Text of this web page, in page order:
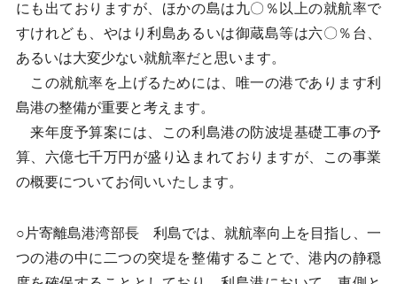
にも出ておりますが、ほかの島は九〇％以上の就航率で
すけれども、やはり利島あるいは御蔵島等は六〇％台、
あるいは大変少ない就航率だと思います。
この就航率を上げるためには、唯一の港であります利
島港の整備が重要と考えます。
来年度予算案には、この利島港の防波堤基礎工事の予
算、六億七千万円が盛り込まれておりますが、この事業
の概要についてお伺いいたします。
○片寄離島港湾部長 利島では、就航率向上を目指し、一
つの港の中に二つの突堤を整備することで、港内の静穏